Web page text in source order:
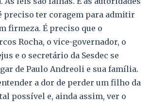
preciso ter coragem para admitir
firmeza. É preciso que o
Rocha, o vice-governador, o
e o secretário da Sesdec se
de Paulo Andreoli e sua família.
a dor de perder um filho da
possível e, ainda assim, ver o